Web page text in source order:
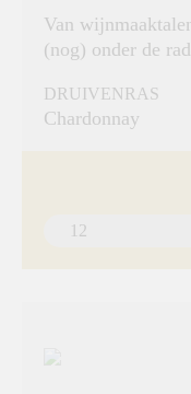
Van
(nog) onder de
DRUIVENRAS
Chardonnay